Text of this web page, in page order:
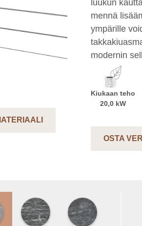
luukun
mennä
ympärille
modernin
Kiukaan teho
20,0 kW
OSTA